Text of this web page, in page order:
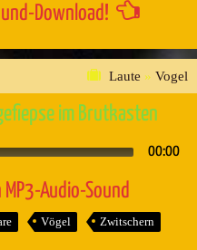
Download!
Laute » Vogel
im Brutkasten
00:00
Audio-Sound
Vögel Zwitschern